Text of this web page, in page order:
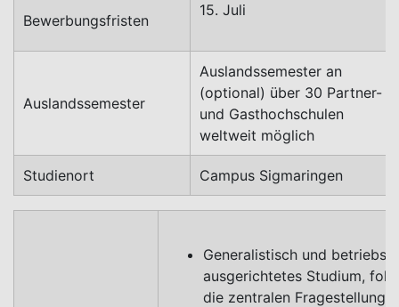
Bewerbungsfristen
15. Juli
Auslandssemester
Auslandssemester an
(optional) über 30 Partner-
und Gasthochschulen
weltweit möglich
Studienort Campus Sigmaringen
Generalistisch und
ausgerichtetes Studium,
die zentralen